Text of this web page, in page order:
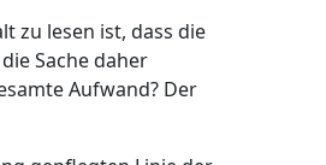
zu lesen ist, dass die
Sache daher
Aufwand? Der